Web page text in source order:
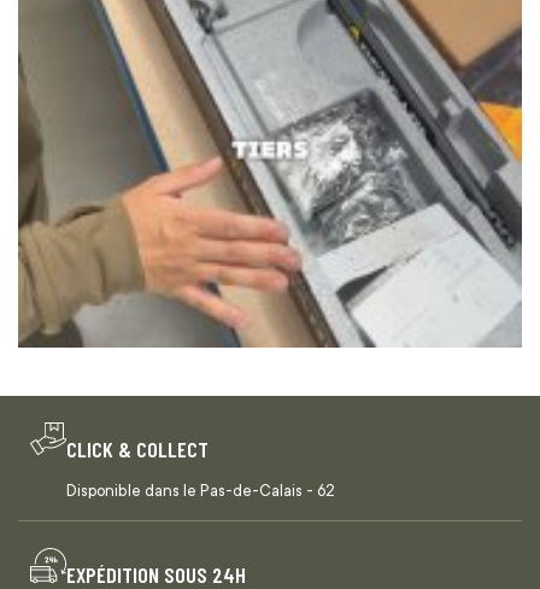
CLICK & COLLECT
Disponible dans le Pas-de-Calais - 62
EXPÉDITION SOUS 24H